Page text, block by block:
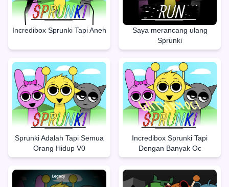
Incredibox Sprunki Tapi Aneh
Saya merancang ulang
Sprunki
Sprunki Adalah Tapi Semua
Orang Hidup V0
Incredibox Sprunki Tapi
Dengan Banyak Oc